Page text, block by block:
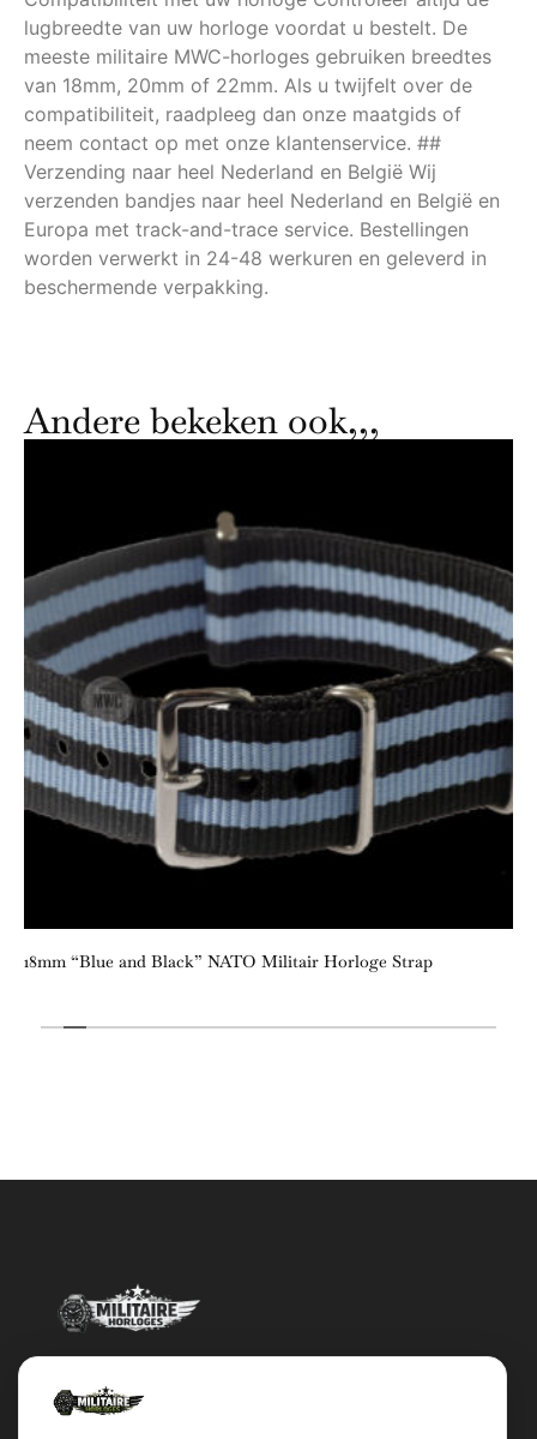
lugbreedte van uw horloge voordat u bestelt. De
meeste militaire MWC-horloges gebruiken breedtes
van 18mm, 20mm of 22mm. Als u twijfelt over de
compatibiliteit, raadpleeg dan onze maatgids of
neem contact op met onze klantenservice. ##
Verzending naar heel Nederland en België Wij
verzenden bandjes naar heel Nederland en België en
Europa met track-and-trace service. Bestellingen
worden verwerkt in 24-48 werkuren en geleverd in
beschermende verpakking.
Andere bekeken ook,,,
18mm “Blue and Black” NATO Militair Horloge Strap
Militairehorloges.nl is de exclusieve importeur en distributeur van